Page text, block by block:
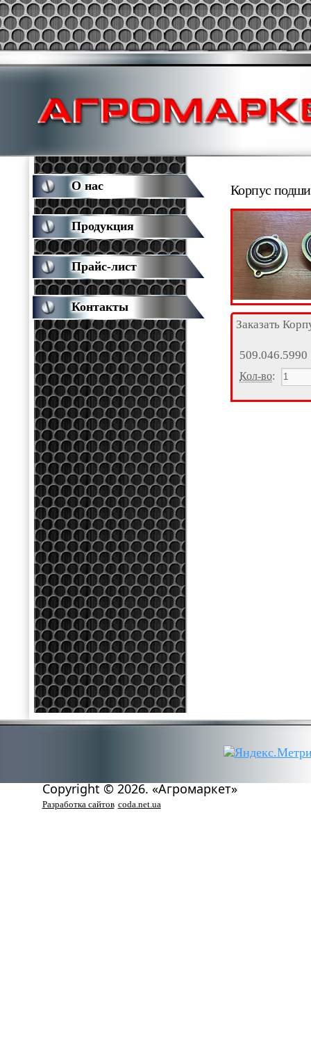
Корпус
Заказать
509.046.5990
Кол-во:
О нас
Продукция
Прайс-лист
Контакты
Copyright © 2026. «Агромаркет»
Разработка сайтов coda.net.ua